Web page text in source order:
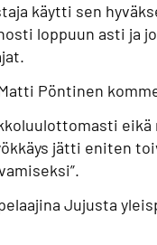
käytti sen
loppuun asti ja
Pöntinen
eikä
jätti eniten
Jujusta